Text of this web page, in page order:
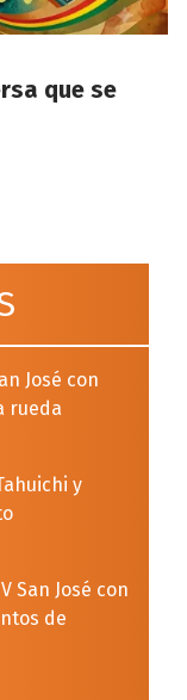
que se
José con
rueda
y
San José con
de